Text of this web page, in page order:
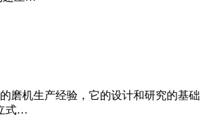
磨机生产经验，它的设计和研究的基
式…